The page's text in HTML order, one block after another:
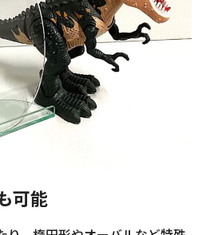
可能